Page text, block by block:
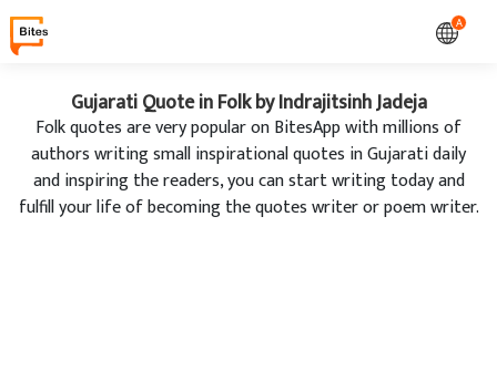
A
Gujarati Quote in Folk by Indrajitsinh Jadeja
Folk quotes are very popular on BitesApp with millions of
authors writing small inspirational quotes in Gujarati daily
and inspiring the readers, you can start writing today and
fulfill your life of becoming the quotes writer or poem writer.